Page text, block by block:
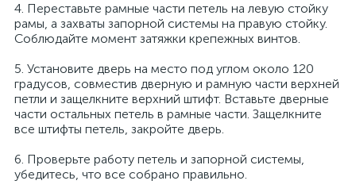
4. Переставьте рамные части петель на левую стойку
рамы, а захваты запорной системы на правую стойку.
Соблюдайте момент затяжки крепежных винтов.
5. Установите дверь на место под углом около 120
градусов, совместив дверную и рамную части верхней
петли и защелкните верхний штифт. Вставьте дверные
части остальных петель в рамные части. Защелкните
все штифты петель, закройте дверь.
6. Проверьте работу петель и запорной системы,
убедитесь, что все собрано правильно.